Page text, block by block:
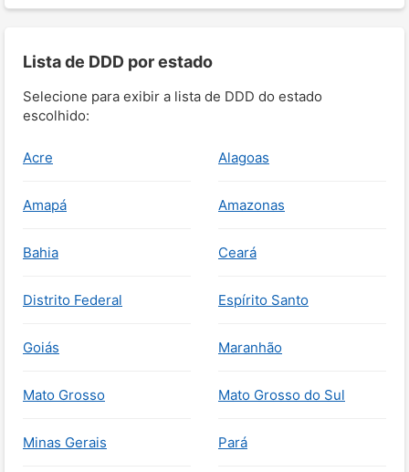
Lista de DDD por estado
Selecione para exibir a lista de DDD do estado
escolhido:
Acre Alagoas
Amapá Amazonas
Bahia Ceará
Distrito Federal Espírito Santo
Goiás Maranhão
Mato Grosso Mato Grosso do Sul
Minas Gerais Pará